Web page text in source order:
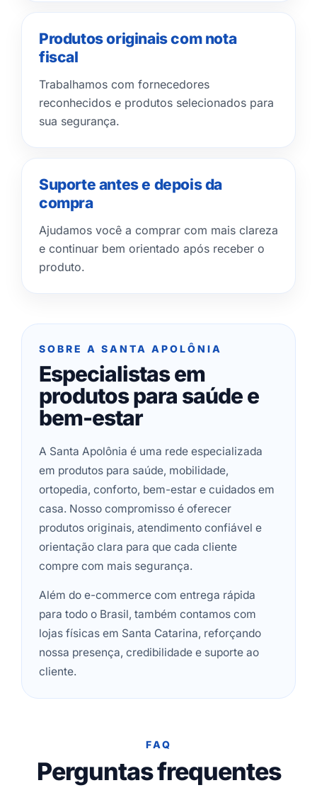
Produtos originais com nota
fiscal
Trabalhamos com fornecedores
reconhecidos e produtos selecionados para
sua segurança.
Suporte antes e depois da
compra
Ajudamos você a comprar com mais clareza
e continuar bem orientado após receber o
produto.
SOBRE A SANTA APOLÔNIA
Especialistas em
produtos para saúde e
bem-estar
A Santa Apolônia é uma rede especializada
em produtos para saúde, mobilidade,
ortopedia, conforto, bem-estar e cuidados em
casa. Nosso compromisso é oferecer
produtos originais, atendimento confiável e
orientação clara para que cada cliente
compre com mais segurança.
Além do e-commerce com entrega rápida
para todo o Brasil, também contamos com
lojas físicas em Santa Catarina, reforçando
nossa presença, credibilidade e suporte ao
cliente.
FAQ
Perguntas frequentes